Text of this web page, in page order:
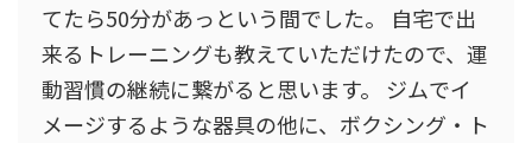
てたら50分があっという間でした。 自宅で出
来るトレーニングも教えていただけたので、運
動習慣の継続に繋がると思います。 ジムでイ
メージするような器具の他に、ボクシング・ト